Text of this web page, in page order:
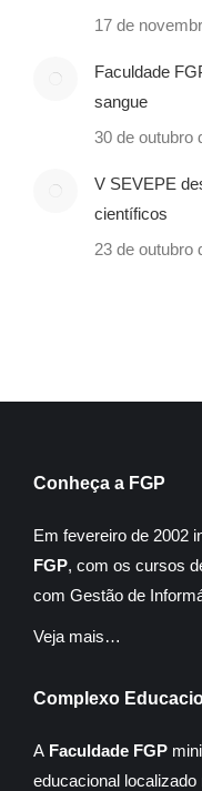
17 de
Faculdade
sangue
30 de outubro
V SEVEPE
científicos
23 de outubro
Conheça a FGP
Em fevereiro de 2002
FGP, com os cursos
com Gestão de
Veja mais…
Complexo
A Faculdade FGP
educacional